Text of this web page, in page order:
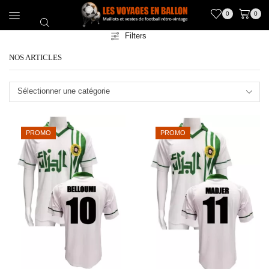
0 0
Filters
NOS ARTICLES
Sélectionner une catégorie
PROMO PROMO